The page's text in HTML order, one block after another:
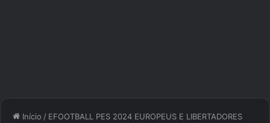
Início / EFOOTBALL PES 2024 EUROPEUS E LIBERTADORES